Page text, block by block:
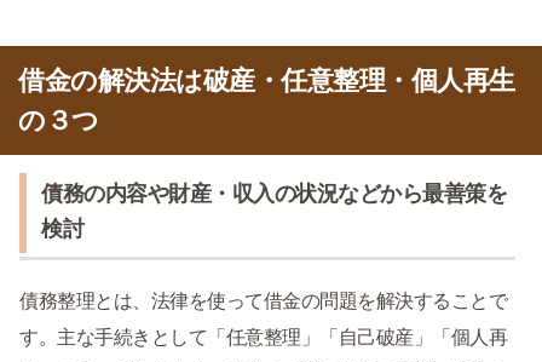
借金の解決法は破産・任意整理・個人再生
の３つ
債務の内容や財産・収入の状況などから最善策を
検討
債務整理とは、法律を使って借金の問題を解決することで
す。主な手続きとして「任意整理」「自己破産」「個人再